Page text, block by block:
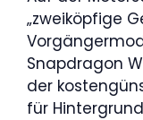
„zweiköpfige
Snapdragon
der
für